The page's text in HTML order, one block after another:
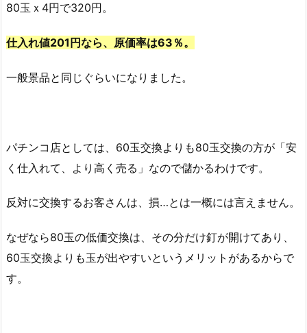
80玉ｘ4円で320円。
仕入れ値201円なら、原価率は63％。
一般景品と同じぐらいになりました。
パチンコ店としては、60玉交換よりも80玉交換の方が「安
く仕入れて、より高く売る」なので儲かるわけです。
反対に交換するお客さんは、損…とは一概には言えません。
なぜなら80玉の低価交換は、その分だけ釘が開けてあり、
60玉交換よりも玉が出やすいというメリットがあるからで
す。